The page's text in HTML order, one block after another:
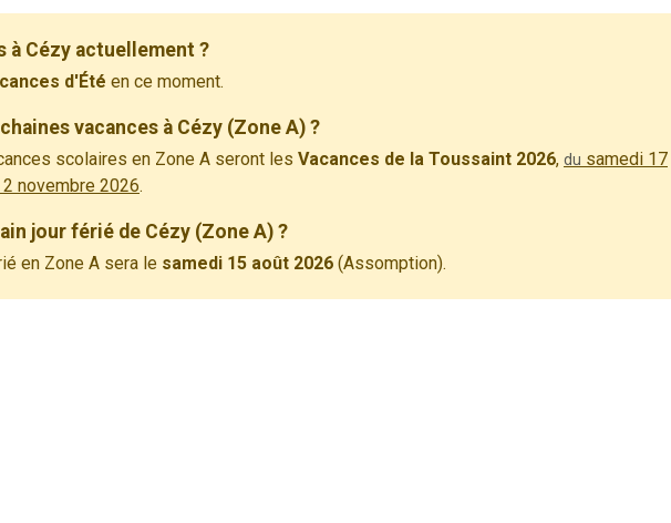
à Cézy actuellement ?
d'Été en ce moment.
vacances à Cézy (Zone A) ?
scolaires en Zone A seront les Vacances de la Toussaint 2026, du samedi 17
2 novembre 2026.
jour férié de Cézy (Zone A) ?
en Zone A sera le samedi 15 août 2026 (Assomption).